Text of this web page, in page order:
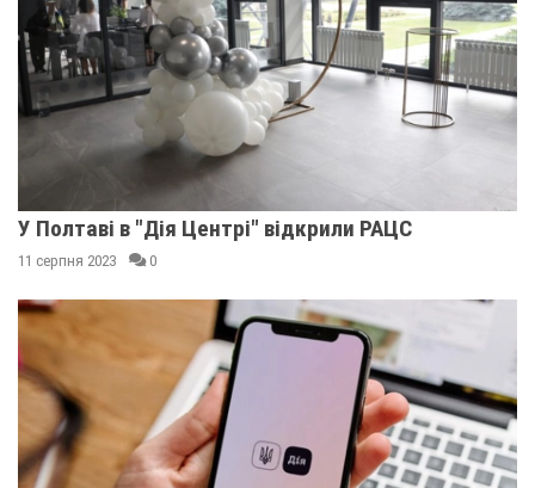
У Полтаві в "Дія Центрі" відкрили РАЦС
11 серпня 2023 0